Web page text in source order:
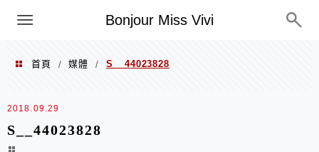
Bonjour Miss Vivi
選單
首頁 / 媒體 / S__44023828
2018.09.29
S__44023828